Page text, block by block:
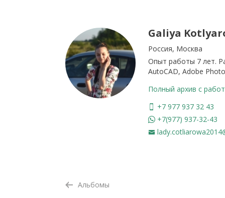
Galiya
Россия, Москва
Опыт работы 7 лет.
AutoCAD, Adobe
Полный архив с
+7 977 937 32 43
+7(977) 937-32-43
Альбомы